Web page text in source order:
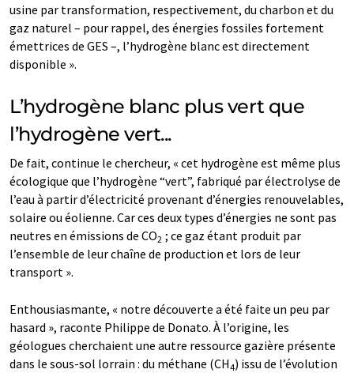
usine par transformation, respectivement, du charbon et du
gaz naturel – pour rappel, des énergies fossiles fortement
émettrices de GES –, l’hydrogène blanc est directement
disponible ».
L’hydrogène blanc plus vert que
l’hydrogène vert...
De fait, continue le chercheur, « cet hydrogène est même plus
écologique que l’hydrogène “vert”, fabriqué par électrolyse de
l’eau à partir d’électricité provenant d’énergies renouvelables,
solaire ou éolienne. Car ces deux types d’énergies ne sont pas
neutres en émissions de CO2 ; ce gaz étant produit par
l’ensemble de leur chaîne de production et lors de leur
transport ».
Enthousiasmante, « notre découverte a été faite un peu par
hasard », raconte Philippe de Donato. À l’origine, les
géologues cherchaient une autre ressource gazière présente
dans le sous-sol lorrain : du méthane (CH4) issu de l’évolution